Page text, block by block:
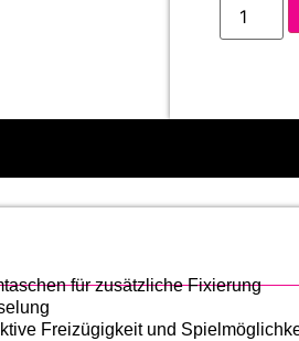
für zusätzliche Fixierung
Freizügigkeit und